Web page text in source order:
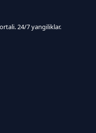
24/7 yangiliklar.